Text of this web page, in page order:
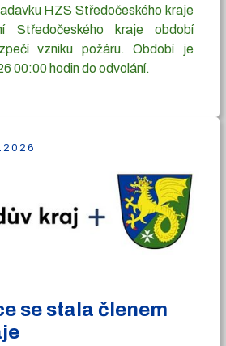
HZS Středočeského kraje
Středočeského kraje období
vzniku požáru. Období je
00:00 hodin do odvolání.
se stala členem